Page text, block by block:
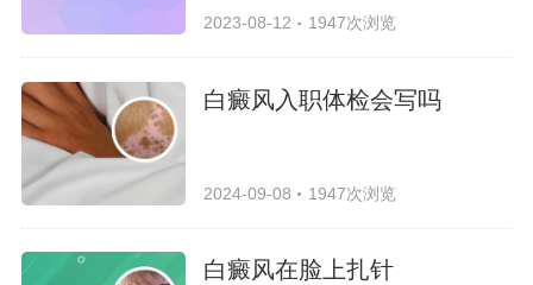
2023-08-12 1947次浏览
白癜风入职体检会写吗
2024-09-08 1947次浏览
白癜风在脸上扎针